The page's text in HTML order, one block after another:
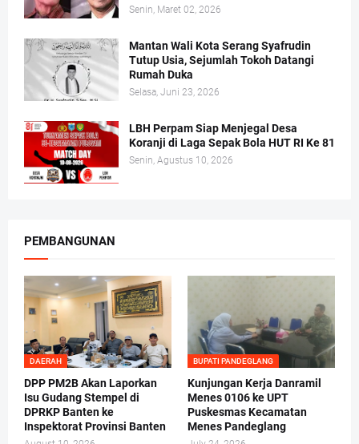
Senin, Maret 02, 2026
Mantan Wali Kota Serang Syafrudin
Tutup Usia, Sejumlah Tokoh Datangi
Rumah Duka
Selasa, Juni 23, 2026
LBH Perpam Siap Menjegal Desa
Koranji di Laga Sepak Bola HUT RI Ke 81
Senin, Agustus 10, 2026
PEMBANGUNAN
DAERAH
DPP PM2B Akan Laporkan
Isu Gudang Stempel di
DPRKP Banten ke
Inspektorat Provinsi Banten
BUPATI PANDEGLANG
Kunjungan Kerja Danramil
Menes 0106 ke UPT
Puskesmas Kecamatan
Menes Pandeglang